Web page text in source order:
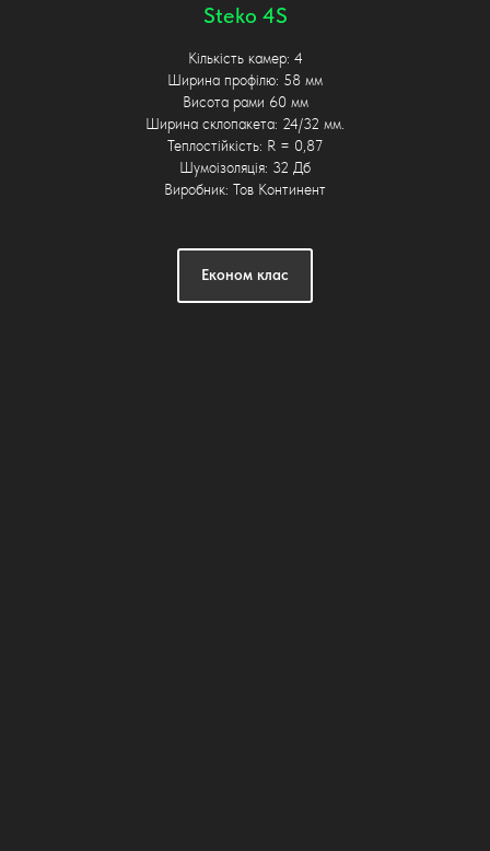
Steko 4S
Кількість камер: 4
Ширина профілю: 58 мм
Висота рами 60 мм
Ширина склопакета: 24/32 мм.
Теплостійкість: R = 0,87
Шумоізоляція: 32 Дб
Виробник: Тов Континент
Економ клас